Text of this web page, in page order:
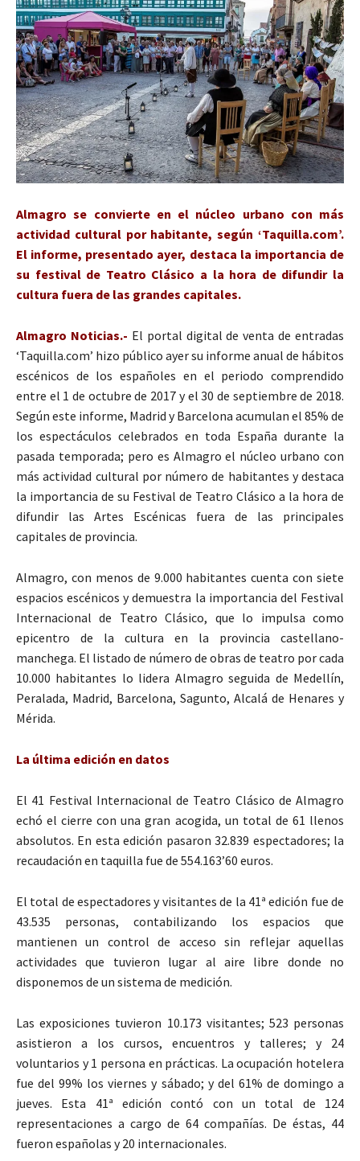
Almagro se convierte en el núcleo urbano con más
actividad cultural por habitante, según ‘Taquilla.com’.
El informe, presentado ayer, destaca la importancia de
su festival de Teatro Clásico a la hora de difundir la
cultura fuera de las grandes capitales.
Almagro Noticias.- El portal digital de venta de entradas
‘Taquilla.com’ hizo público ayer su informe anual de hábitos
escénicos de los españoles en el periodo comprendido
entre el 1 de octubre de 2017 y el 30 de septiembre de 2018.
Según este informe, Madrid y Barcelona acumulan el 85% de
los espectáculos celebrados en toda España durante la
pasada temporada; pero es Almagro el núcleo urbano con
más actividad cultural por número de habitantes y destaca
la importancia de su Festival de Teatro Clásico a la hora de
difundir las Artes Escénicas fuera de las principales
capitales de provincia.
Almagro, con menos de 9.000 habitantes cuenta con siete
espacios escénicos y demuestra la importancia del Festival
Internacional de Teatro Clásico, que lo impulsa como
epicentro de la cultura en la provincia castellano-
manchega. El listado de número de obras de teatro por cada
10.000 habitantes lo lidera Almagro seguida de Medellín,
Peralada, Madrid, Barcelona, Sagunto, Alcalá de Henares y
Mérida.
La última edición en datos
El 41 Festival Internacional de Teatro Clásico de Almagro
echó el cierre con una gran acogida, un total de 61 llenos
absolutos. En esta edición pasaron 32.839 espectadores; la
recaudación en taquilla fue de 554.163’60 euros.
El total de espectadores y visitantes de la 41ª edición fue de
43.535 personas, contabilizando los espacios que
mantienen un control de acceso sin reflejar aquellas
actividades que tuvieron lugar al aire libre donde no
disponemos de un sistema de medición.
Las exposiciones tuvieron 10.173 visitantes; 523 personas
asistieron a los cursos, encuentros y talleres; y 24
voluntarios y 1 persona en prácticas. La ocupación hotelera
fue del 99% los viernes y sábado; y del 61% de domingo a
jueves. Esta 41ª edición contó con un total de 124
representaciones a cargo de 64 compañías. De éstas, 44
fueron españolas y 20 internacionales.